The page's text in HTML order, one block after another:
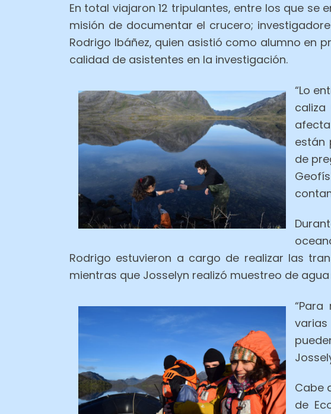
En total viajaron 12 tripulantes, entre los que se
misión de documentar el crucero;
Rodrigo Ibáñez, quien asistió como alumno en
calidad de asistentes en la investigación.
“Lo
están
de
Rodrigo estuvieron a cargo de realizar las
mientras que Josselyn realizó muestreo de
Cabe
de